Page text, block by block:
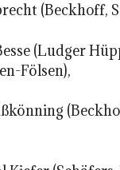
(Beckhoff,
(Ludger
Fölsen),